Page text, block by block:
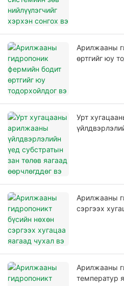
Арилжааны
өртгийг юу
Урт
Арилжааны
сэргээх
Арилжааны
температур